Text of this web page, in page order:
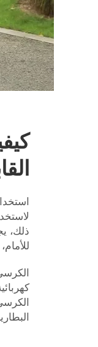
ذلك،